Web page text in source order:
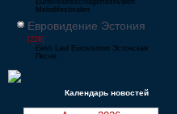
Eurovisionsschlagerfestivalen
Melodifestivalen
Евровидение Эстония
[226]
Eesti Laul Eurovisioon Эстонская
Песня
Календарь новостей